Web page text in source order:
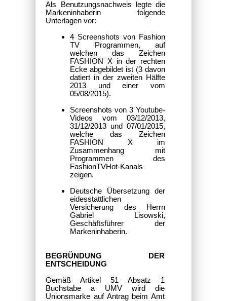
Als Benutzungsnachweis legte die
Markeninhaberin folgende
Unterlagen vor:
4 Screenshots von Fashion
TV Programmen, auf
welchen das Zeichen
FASHION X in der rechten
Ecke abgebildet ist (3 davon
datiert in der zweiten Hälfte
2013 und einer vom
05/08/2015).
Screenshots von 3 Youtube-
Videos vom 03/12/2013,
31/12/2013 und 07/01/2015,
welche das Zeichen
FASHION X im
Zusammenhang mit
Programmen des
FashionTVHot-Kanals
zeigen.
Deutsche Übersetzung der
eidesstattlichen
Versicherung des Herrn
Gabriel Lisowski,
Geschäftsführer der
Markeninhaberin.
BEGRÜNDUNG DER
ENTSCHEIDUNG
Gemäß Artikel 51 Absatz 1
Buchstabe a UMV wird die
Unionsmarke auf Antrag beim Amt